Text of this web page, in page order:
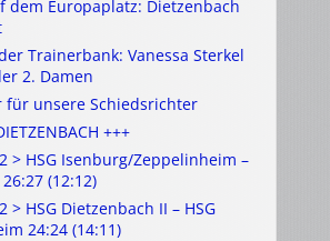
dem Europaplatz: Dietzenbach
Trainerbank: Vanessa Sterkel
2. Damen
für unsere Schiedsrichter
+++
> HSG Isenburg/Zeppelinheim –
(12:12)
> HSG Dietzenbach II – HSG
24:24 (14:11)